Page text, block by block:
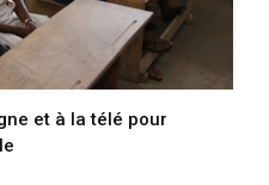
et à la télé pour